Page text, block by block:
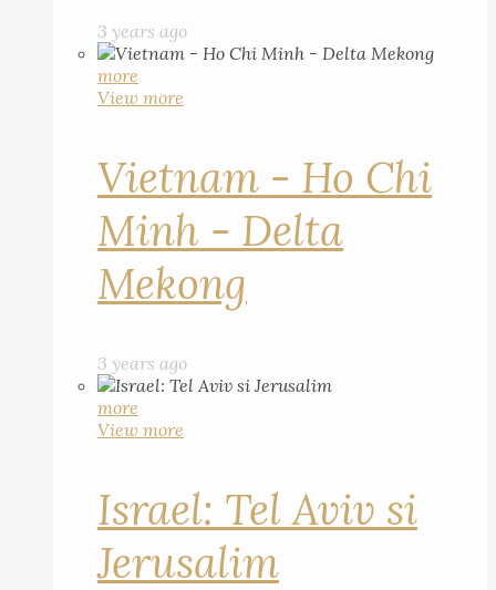
3 years ago
more
View more
Vietnam - Ho Chi
Minh - Delta
Mekong
3 years ago
more
View more
Israel: Tel Aviv si
Jerusalim